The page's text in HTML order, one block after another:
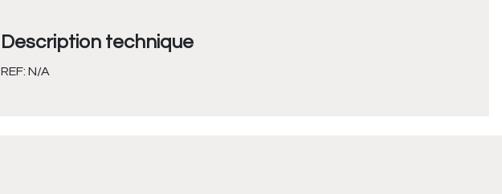
Description technique
REF: N/A